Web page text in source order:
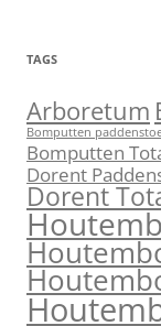
TAGS
Arboretum
Bomputten
Bomputten
Dorent
Dorent